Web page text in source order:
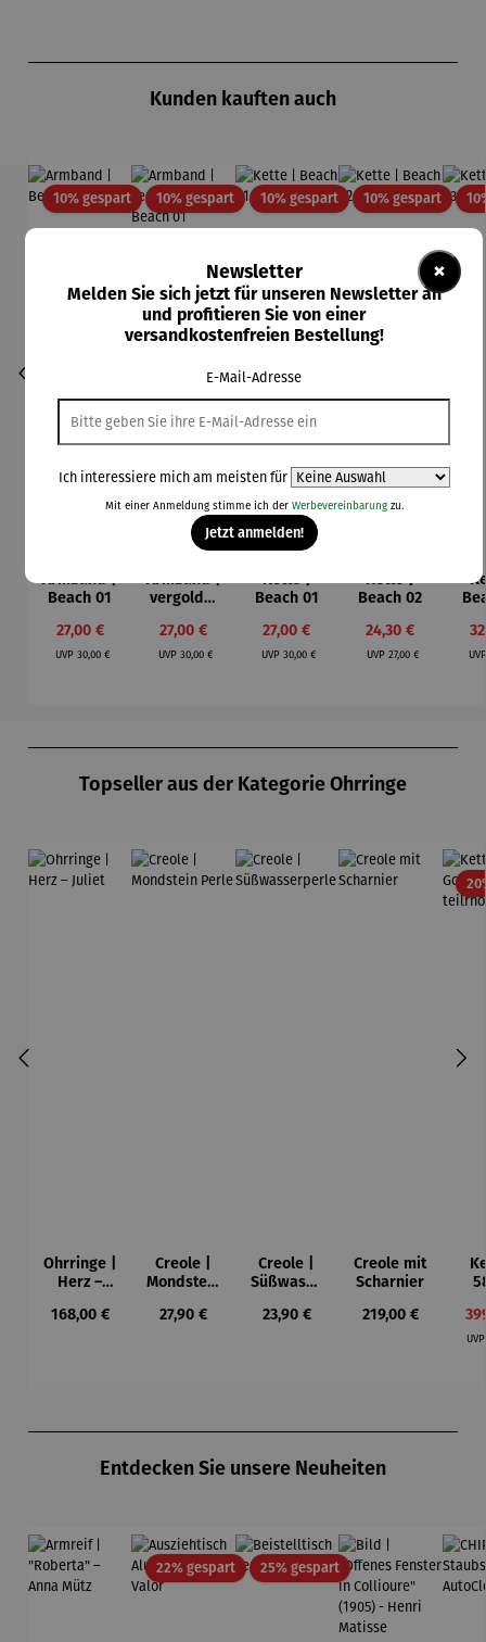
Kunden kauften auch
10% gespartRabatt
Durchschnittliche Bewertung von 5 von 5 Sternen
Armband |
Beach 01
Verkaufspreis:
27,00 €
UVP Regulärer Preis:
30,00 €
10% gespartRabatt
Armband |
vergoldet
Verkaufspreis:
27,00 €
UVPRegulärer Preis:
30,00 €
10% gespartRabatt
Kette |
Beach 01
Verkaufspreis:
27,00 €
UVPRegulärer Preis:
30,00 €
10% gespartRabatt
Kette |
Beach 02
Verkaufspreis:
24,30 €
UVP Regulärer Preis:
27,00 €
Topseller aus der Kategorie Ohrringe
Ohrringe |
Herz –
Regulärer Preis:
168,00 €
Creole |
Mondstein
Regulärer Preis:
27,90 €
Creole |
Süßwasse
Regulärer Preis:
23,90 €
Creole mit
Scharnier
Regulärer Preis:
219,00 €
Entdecken Sie unsere Neuheiten
22% gespartRabatt25% gespartRabatt
×
Newsletter
Melden Sie sich jetzt für unseren Newsletter an
und profitieren Sie von einer
versandkostenfreien Bestellung!
E-Mail-Adresse
Ich interessiere mich am meisten für
Mit einer Anmeldung stimme ich der Werbevereinbarungzu.
Jetzt anmelden!